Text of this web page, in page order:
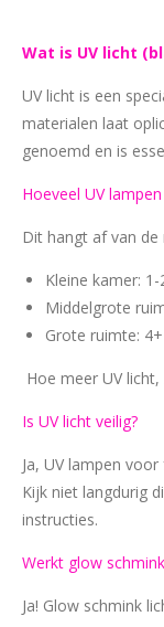
Wat is UV licht
UV licht is een
materialen laat
genoemd en is
Hoeveel UV
Dit hangt af van de
Kleine kamer:
Middelgrote
Grote ruimte:
Hoe meer UV
Is UV licht veilig?
Ja, UV lampen
Kijk niet langdurig
instructies.
Werkt glow
Ja! Glow schmink